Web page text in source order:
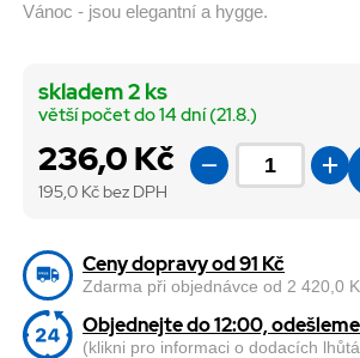
Vánoc - jsou elegantní a hygge.
236,0 Kč
195,0 Kč bez DPH
skladem 2 ks
větší počet do 14 dní (21.8.)
Ceny dopravy od 91 Kč
Zdarma při objednávce od 2 420,0
Objednejte do 12:00,
(klikni pro informaci o dodacích